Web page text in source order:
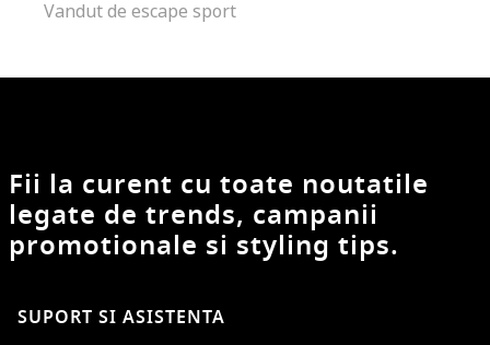
Vandut de escape sport
Fii la curent cu toate noutatile
legate de trends, campanii
promotionale si styling tips.
SUPORT SI ASISTENTA